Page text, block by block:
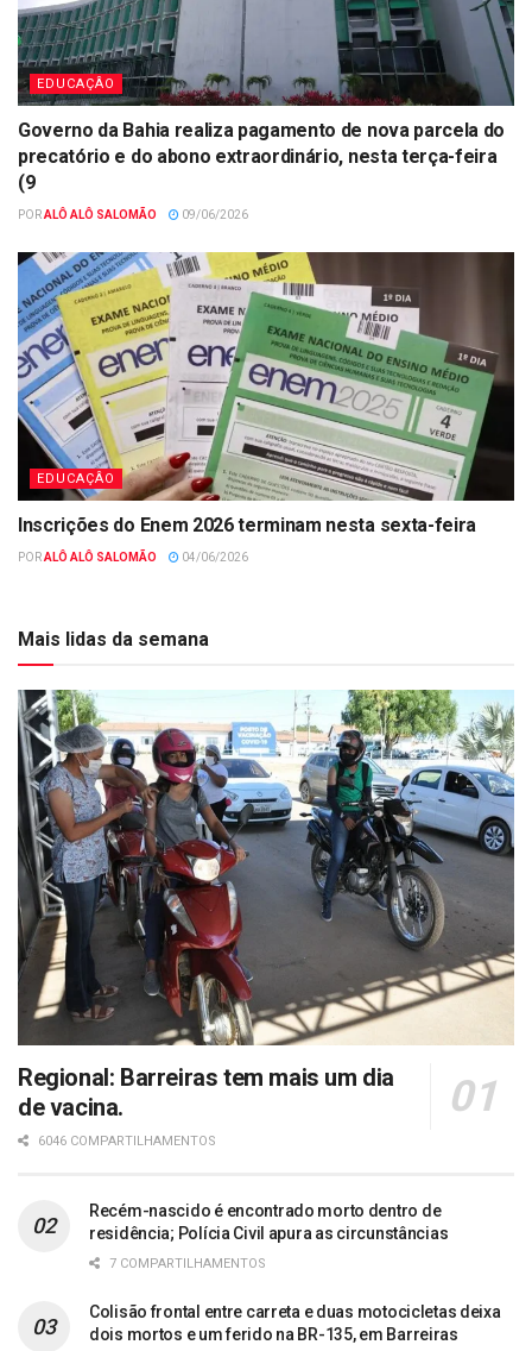
EDUCAÇÂO
Governo da Bahia realiza pagamento de nova parcela do
precatório e do abono extraordinário, nesta terça-feira
(9
PORALÔ ALÔ SALOMÃO 09/06/2026
EDUCAÇÂO
Inscrições do Enem 2026 terminam nesta sexta-feira
PORALÔ ALÔ SALOMÃO 04/06/2026
Mais lidas da semana
Regional: Barreiras tem mais um dia
de vacina.
6046 COMPARTILHAMENTOS
Recém-nascido é encontrado morto dentro de
residência; Polícia Civil apura as circunstâncias
7 COMPARTILHAMENTOS
Colisão frontal entre carreta e duas motocicletas deixa
dois mortos e um ferido na BR-135, em Barreiras